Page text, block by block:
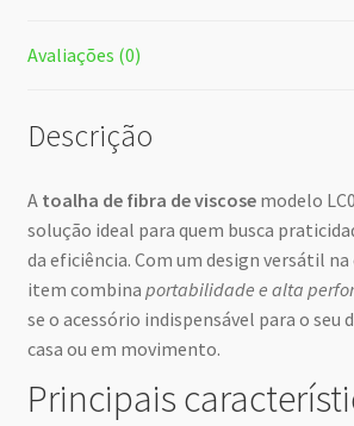
Avaliações (0)
Descrição
A toalha de fibra de viscosemodelo
solução ideal para quem busca
da eficiência. Com um design versátil
item combina portabilidade e alta
se o acessório indispensável para o seu
casa ou em movimento.
Principais